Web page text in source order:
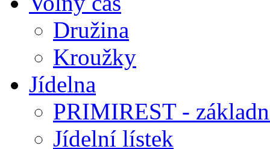
Družina
Kroužky
Jídelna
PRIMIREST -
Jídelní lístek